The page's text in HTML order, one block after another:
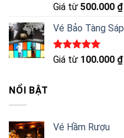
Được xếp
5 sao
Giá từ 500.000 ₫
Vé Bảo Tàng Sáp
Được xếp
Giá từ 100.000 ₫
NỔI BẬT
Vé Hầm Rượu